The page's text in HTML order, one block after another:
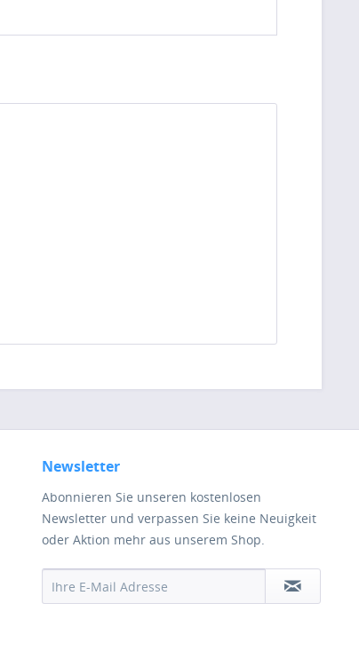
Newsletter
Abonnieren Sie unseren kostenlosen
Newsletter und verpassen Sie keine Neuigkeit
oder Aktion mehr aus unserem Shop.